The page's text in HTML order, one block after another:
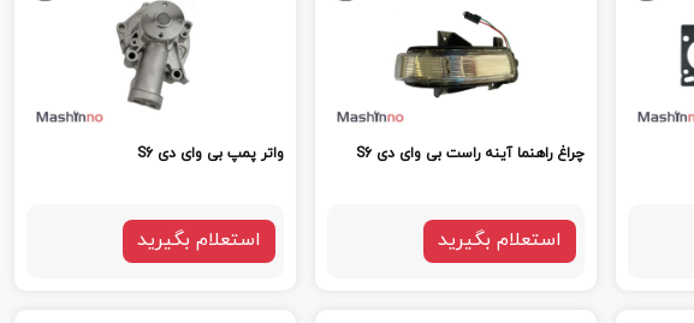
چراغ راهنما آینه راست بی وای دی S6
استعلام بگیرید
واتر پمپ بی وای دی S6
استعلام بگیرید